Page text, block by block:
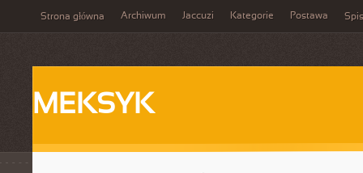
Strona główna Archiwum Jaccuzi Kategorie Postawa
MEKSYK